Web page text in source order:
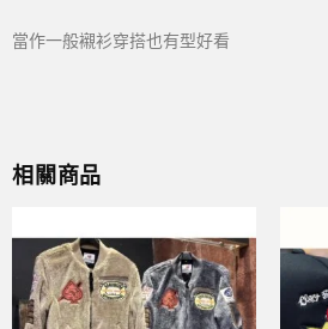
當作一般襯衫穿搭也有型好看
相關商品